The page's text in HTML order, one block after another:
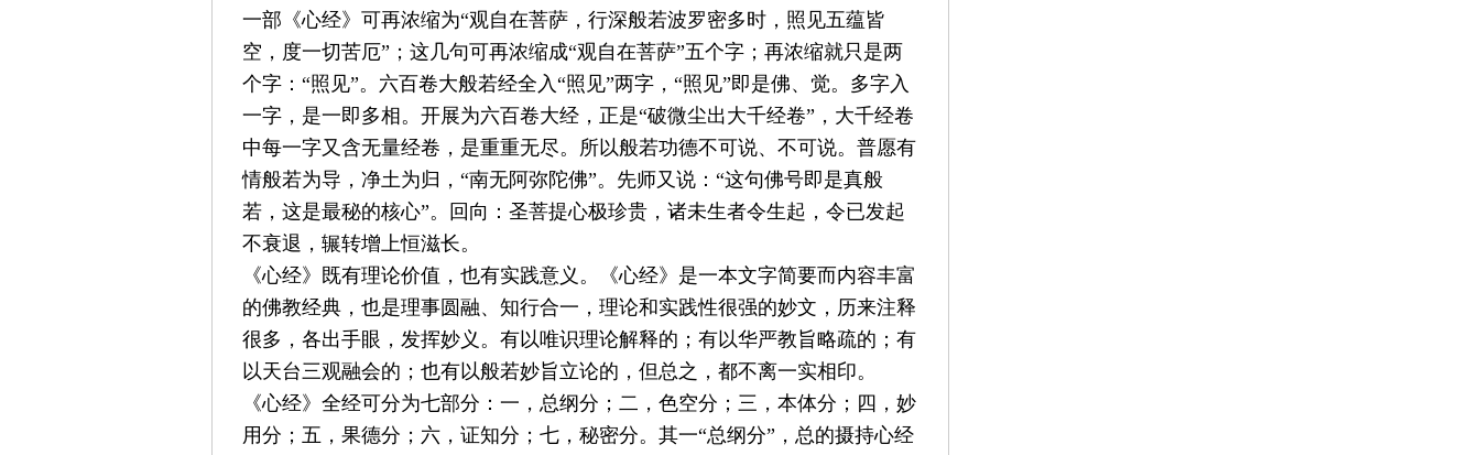
一部《心经》可再浓缩为“观自在菩萨，行深般若波罗密多时，照见五蕴皆
空，度一切苦厄” ；这几句可再浓缩成“观自在菩萨”五个字；再浓缩就只是两
个字： “照见”。六百卷大般若经全入“照见”两字， “照见”即是佛、觉。多字入
一字，是一即多相。开展为六百卷大经，正是“破微尘出大千经卷” ，大千经卷
中每一字又含无量经卷，是重重无尽。所以般若功德不可说、不可说。普愿有
情般若为导，净土为归， “南无阿弥陀佛”。先师又说： “这句佛号即是真般
若，这是最秘的核心”。回向：圣菩提心极珍贵，诸未生者令生起，令已发起
不衰退，辗转增上恒滋长。
《心经》既有理论价值，也有实践意义。《心经》是一本文字简要而内容丰富
的佛教经典，也是理事圆融、知行合一，理论和实践性很强的妙文，历来注释
很多，各出手眼，发挥妙义。有以唯识理论解释的；有以华严教旨略疏的；有
以天台三观融会的；也有以般若妙旨立论的，但总之，都不离一实相印。
《心经》全经可分为七部分：一，总纲分；二，色空分；三，本体分；四，妙
用分；五，果德分；六，证知分；七，秘密分。其一“总纲分” ，总的摄持心经